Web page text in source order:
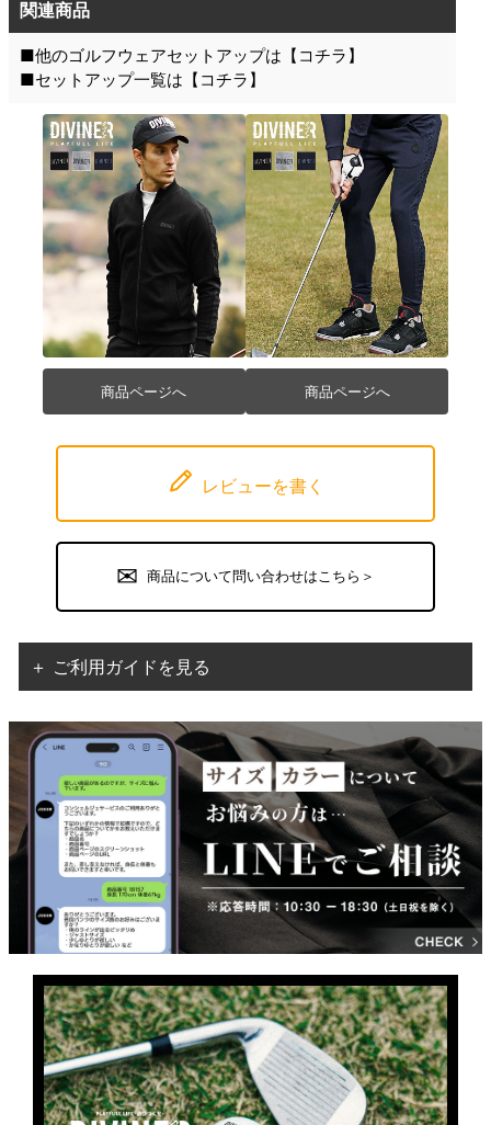
関連商品
■他のゴルフウェアセットアップは【 コチラ 】
■セットアップ一覧は【 コチラ 】
商品ページへ 商品ページへ
レビューを書く
商品について問い合わせはこちら＞
＋ ご利用ガイドを見る